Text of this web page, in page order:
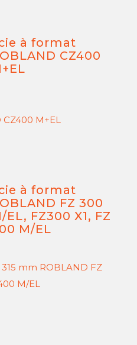
à format
CZ400
M+EL
à format
FZ 300
EL, FZ300 X1, FZ
M/EL
mm ROBLAND FZ
M/EL